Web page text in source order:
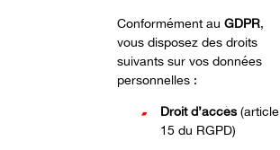
Conformément au GDPR,
vous disposez des droits
suivants sur vos données
personnelles :
Droit d’accès (article
15 du RGPD)